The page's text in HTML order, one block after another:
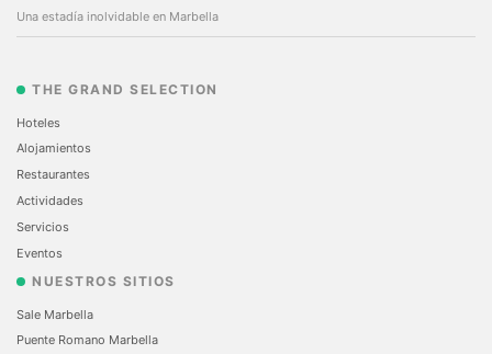
Una estadía inolvidable en Marbella
THE GRAND SELECTION
Hoteles
Alojamientos
Restaurantes
Actividades
Servicios
Eventos
NUESTROS SITIOS
Sale Marbella
Puente Romano Marbella